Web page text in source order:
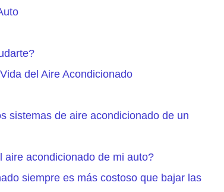
del Aire Acondicionado
sistemas de aire acondicionado de un
acondicionado de mi auto?
siempre es más costoso que bajar las